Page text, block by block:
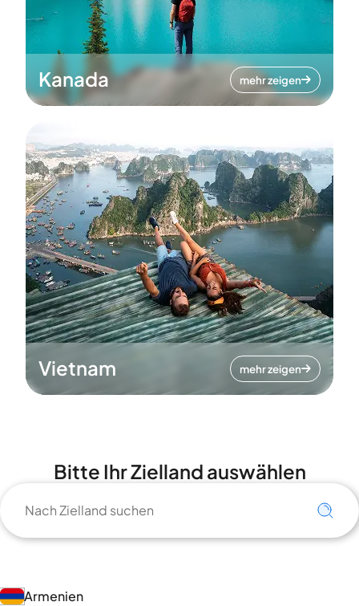
Kanada mehr zeigen
Vietnam mehr zeigen
Bitte Ihr Zielland auswählen
Armenien